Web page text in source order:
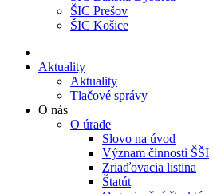
ŠIC Prešov
ŠIC Košice
Aktuality
Aktuality
Tlačové správy
O nás
O úrade
Slovo na úvod
Význam činnosti ŠŠI
Zriaďovacia listina
Štatút